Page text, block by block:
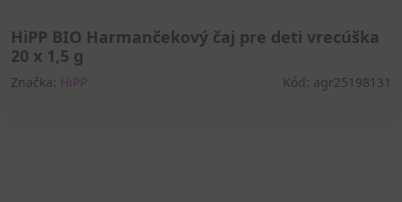
HiPP BIO Harmančekový čaj pre deti vrecúška
20 x 1,5 g
Značka: HiPP Kód: agr25198131